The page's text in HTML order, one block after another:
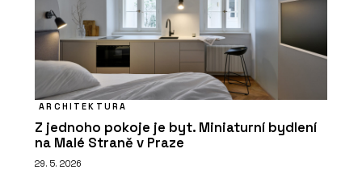
ARCHITEKTURA
Z jednoho pokoje je byt. Miniaturní bydlení
na Malé Straně v Praze
29. 5. 2026